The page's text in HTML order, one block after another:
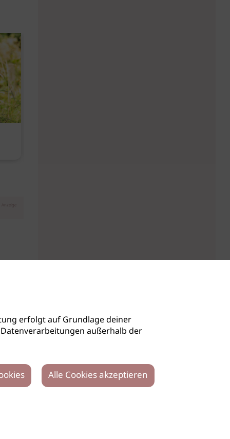
Anzeige
erfolgt auf Grundlage deiner
Datenverarbeitungen außerhalb der
Alle Cookies akzeptieren